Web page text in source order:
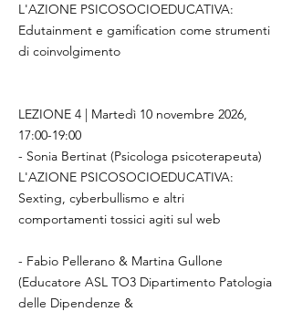
L'AZIONE PSICOSOCIOEDUCATIVA:
Edutainment e gamification come strumenti
di coinvolgimento
LEZIONE 4 | Martedì 10 novembre 2026,
17:00-19:00
- Sonia Bertinat (Psicologa psicoterapeuta)
L'AZIONE PSICOSOCIOEDUCATIVA:
Sexting, cyberbullismo e altri
comportamenti tossici agiti sul web
- Fabio Pellerano & Martina Gullone
(Educatore ASL TO3 Dipartimento Patologia
delle Dipendenze &